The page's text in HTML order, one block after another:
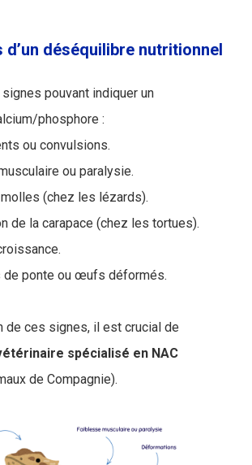
d’un déséquilibre nutritionnel
pouvant indiquer un
phosphore :
ou convulsions.
ou paralysie.
(chez les lézards).
de la carapace (chez les tortues).
de ponte ou œufs déformés.
de ces signes, il est crucial de
spécialisé en NAC
de Compagnie).